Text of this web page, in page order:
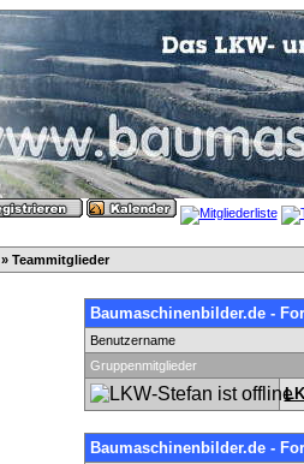
» Teammitglieder
Baumaschinenbilder.de -
Benutzername
Gruppenmitglieder
Baumaschinenbilder.de -